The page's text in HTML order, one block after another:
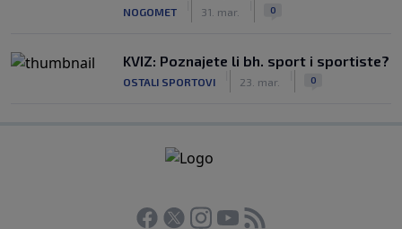
NOGOMET 31. mar. 0
KVIZ: Poznajete li bh. sport i sportiste?
OSTALI SPORTOVI 23. mar. 0